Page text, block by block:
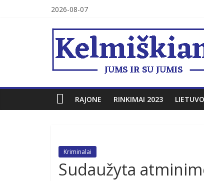
2026-08-07
Kelmiškiams
RAJONE RINKIMAI 2023
Kriminalai
Sudaužyta